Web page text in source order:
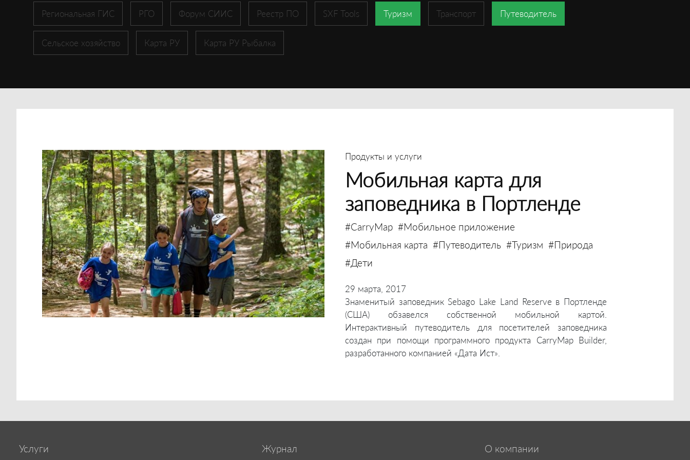
Региональная ГИС РГО Форум СИИС Реестр ПО SXF Tools Туризм Транспорт Путеводитель
Сельское хозяйство Карта РУ Карта РУ Рыбалка
Продукты и услуги
Мобильная карта для
заповедника в Портленде
#CarryMap #Мобильное приложение
#Мобильная карта #Путеводитель #Туризм #Природа
#Дети
29 марта, 2017
Знаменитый заповедник Sebago Lake Land Reserve в Портленде
(США) обзавелся собственной мобильной картой.
Интерактивный путеводитель для посетителей заповедника
создан при помощи программного продукта CarryMap Builder,
разработанного компанией «Дата Ист».
Услуги Журнал О компании